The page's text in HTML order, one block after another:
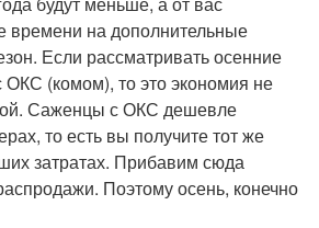
времени на дополнительные
Если рассматривать осенние
ОКС (комом), то это экономия не
Саженцы с ОКС дешевле
то есть вы получите тот же
затратах. Прибавим сюда
Поэтому осень, конечно